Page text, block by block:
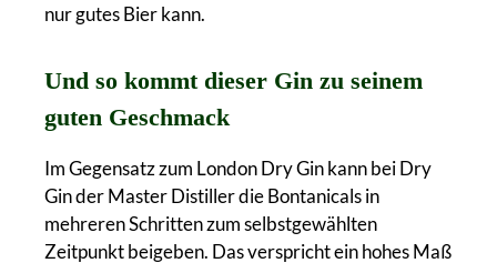
nur gutes Bier kann.
Und so kommt dieser Gin zu seinem
guten Geschmack
Im Gegensatz zum London Dry Gin kann bei Dry
Gin der Master Distiller die Bontanicals in
mehreren Schritten zum selbstgewählten
Zeitpunkt beigeben. Das verspricht ein hohes Maß